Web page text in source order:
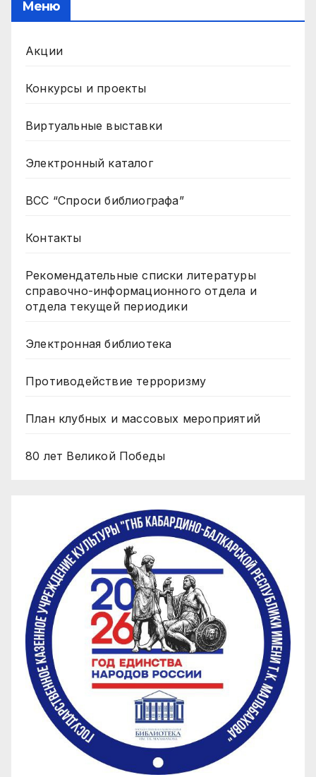
Меню
Акции
Конкурсы и проекты
Виртуальные выставки
Электронный каталог
ВСС “Спроси библиографа”
Контакты
Рекомендательные списки литературы
справочно-информационного отдела и
отдела текущей периодики
Электронная библиотека
Противодействие терроризму
План клубных и массовых мероприятий
80 лет Великой Победы